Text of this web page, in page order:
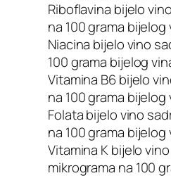
Riboflavina bijelo
na 100 grama bijelog
Niacina bijelo vino
100 grama bijelog
Vitamina B6 bijelo
na 100 grama bijelog
Folata bijelo vino
na 100 grama bijelog
Vitamina K bijelo
mikrograma na 100